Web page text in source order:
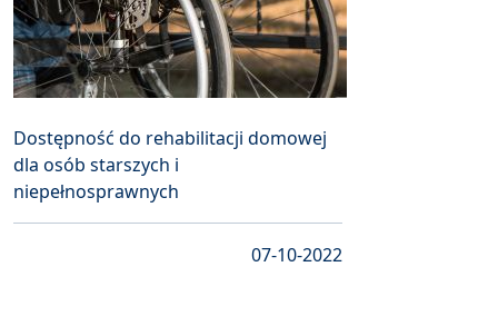
Dostępność do rehabilitacji domowej
dla osób starszych i
niepełnosprawnych
07-10-2022